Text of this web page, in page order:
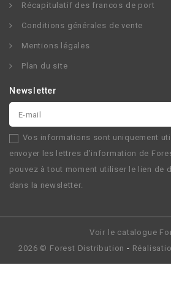
Récapitulatif des francos de port
Conditions générales de vente
Mentions légales
Plan du site
Newsletter
Vos informations sont uniquement
envoyer les lettres d’information de
pouvez à tout moment utiliser le lien de
dans la newsletter.
Voir le catalogue
2026 © Forest Distribution -